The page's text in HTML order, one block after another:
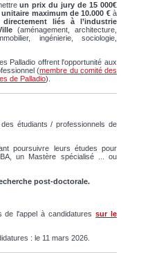
un prix du jury de 15 000€
maximum de 10.000 € à
directement liés à l’industrie
(aménagement, architecture,
ingénierie, sociologie,
Palladio offrent l'opportunité aux
(membre du comité des
de Palladio).
étudiants / professionnels de
poursuivre leurs études pour
un Mastère spécialisé ... ou
post-doctorale.
de l'appel à candidaturessur le
: le 11 mars 2026.